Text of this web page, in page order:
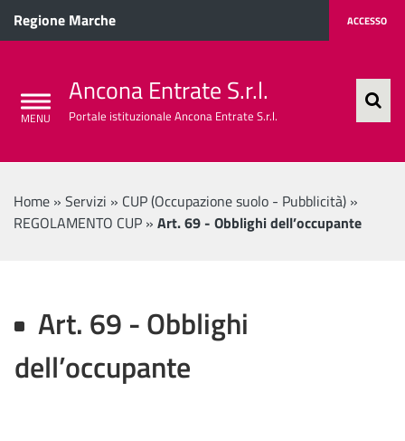
Regione Marche ACCESSO
Ancona Entrate S.r.l.
Portale istituzionale Ancona Entrate S.r.l.
Home » Servizi » CUP (Occupazione suolo - Pubblicità) »
REGOLAMENTO CUP » Art. 69 - Obblighi dell’occupante
Art. 69 - Obblighi
dell’occupante